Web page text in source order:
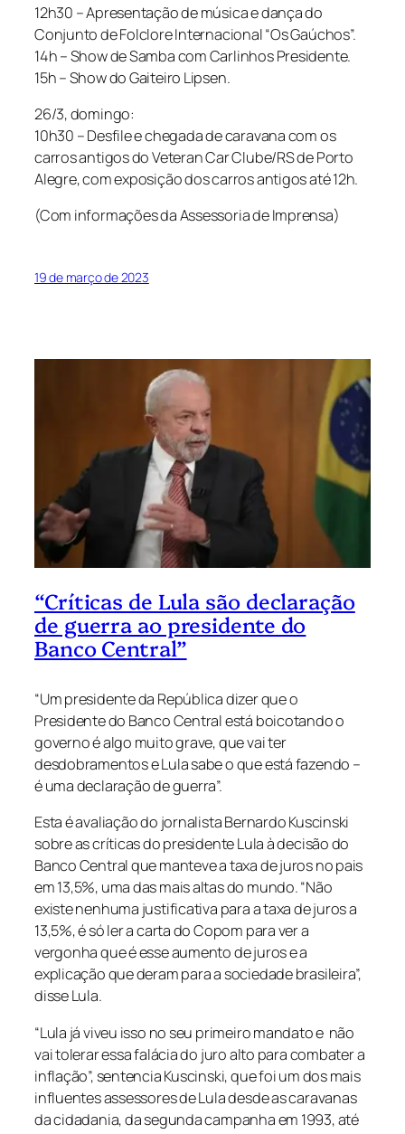
12h30 – Apresentação de música e dança do
Conjunto de Folclore Internacional “Os Gaúchos”.
14h – Show de Samba com Carlinhos Presidente.
15h – Show do Gaiteiro Lipsen.
26/3, domingo:
10h30 – Desfile e chegada de caravana com os
carros antigos do Veteran Car Clube/RS de Porto
Alegre, com exposição dos carros antigos até 12h.
(Com informações da Assessoria de Imprensa)
19 de março de 2023
“Críticas de Lula são declaração
de guerra ao presidente do
Banco Central”
“Um presidente da República dizer que o
Presidente do Banco Central está boicotando o
governo é algo muito grave, que vai ter
desdobramentos e Lula sabe o que está fazendo –
é uma declaração de guerra”.
Esta é avaliação do jornalista Bernardo Kuscinski
sobre as críticas do presidente Lula à decisão do
Banco Central que manteve a taxa de juros no pais
em 13,5%, uma das mais altas do mundo. “Não
existe nenhuma justificativa para a taxa de juros a
13,5%, é só ler a carta do Copom para ver a
vergonha que é esse aumento de juros e a
explicação que deram para a sociedade brasileira”,
disse Lula.
“Lula já viveu isso no seu primeiro mandato e não
vai tolerar essa falácia do juro alto para combater a
inflação”, sentencia Kuscinski, que foi um dos mais
influentes assessores de Lula desde as caravanas
da cidadania, da segunda campanha em 1993, até